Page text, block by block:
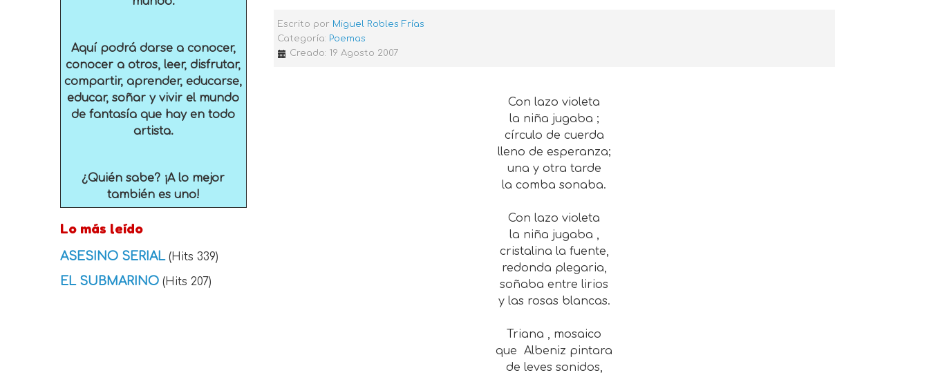
Escrito por Miguel Robles Frías
Categoría: Poemas
Creado: 19 Agosto 2007
Con lazo violeta
la niña jugaba ;
círculo de cuerda
lleno de esperanza;
una y otra tarde
la comba sonaba.
Con lazo violeta
la niña jugaba ,
cristalina la fuente,
redonda plegaria,
soñaba entre lirios
y las rosas blancas.
Triana , mosaico
que Albeniz pintara
de leves sonidos,
Aquí podrá darse a conocer,
conocer a otros, leer, disfrutar,
compartir, aprender, educarse,
educar, soñar y vivir el mundo
de fantasía que hay en todo
artista.
¿Quién sabe? ¡A lo mejor
también es uno!
Lo más leído
ASESINO SERIAL (Hits 339)
EL SUBMARINO (Hits 207)